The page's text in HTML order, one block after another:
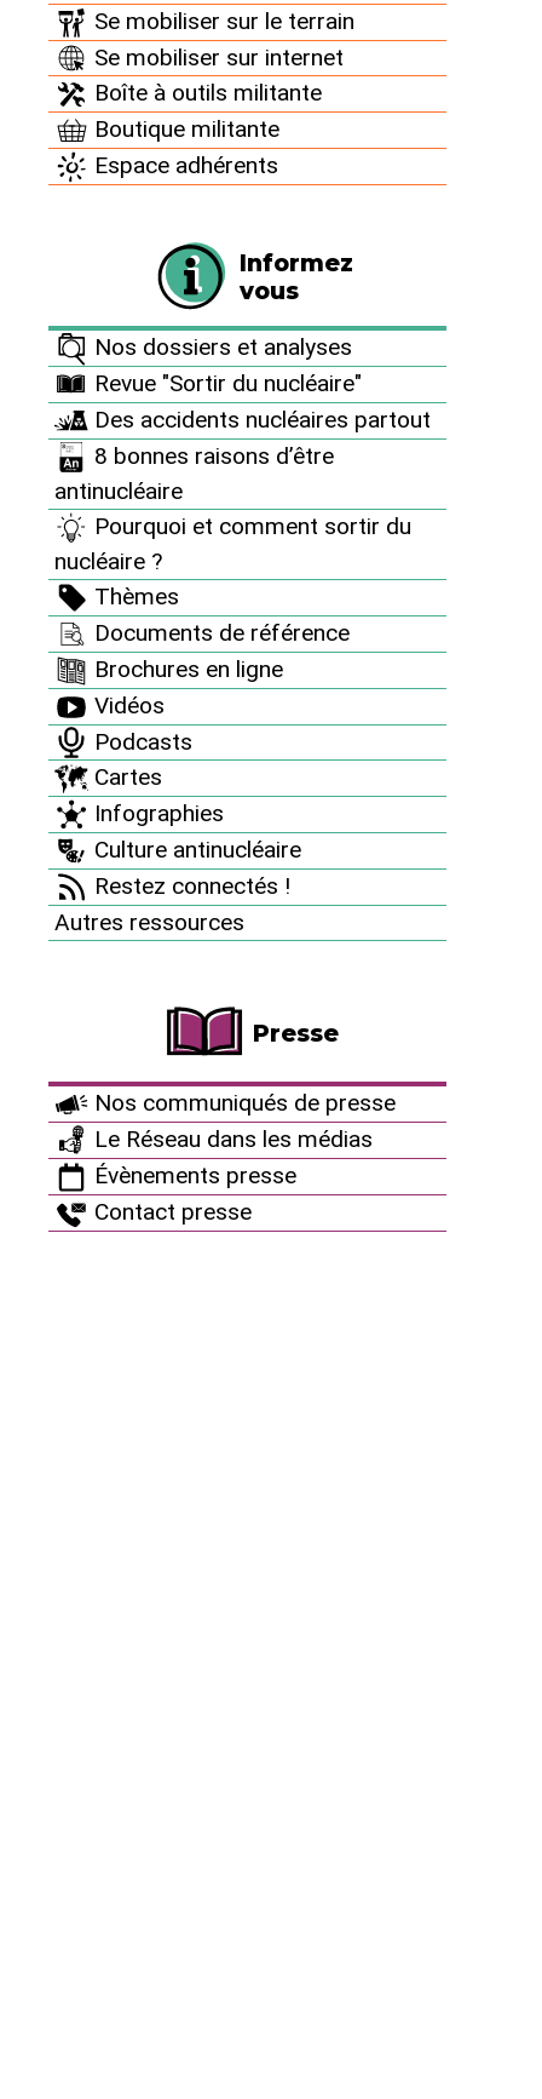
Se mobiliser sur le terrain
Se mobiliser sur internet
Boîte à outils militante
Boutique militante
Espace adhérents
Informez
vous
Nos dossiers et analyses
Revue "Sortir du nucléaire"
Des accidents nucléaires partout
8 bonnes raisons d’être
antinucléaire
Pourquoi et comment sortir du
nucléaire ?
Thèmes
Documents de référence
Brochures en ligne
Vidéos
Podcasts
Cartes
Infographies
Culture antinucléaire
Restez connectés !
Autres ressources
Presse
Nos communiqués de presse
Le Réseau dans les médias
Évènements presse
Contact presse
"Coup de chaud sur les
inégalités" : s’attaquer aux
inégalités climatiques par
le jeu
L’HÉCATOMBE INVISIBLE : CE QUE L’INDUSTRIE NUCLÉAIRE
CACHE SOUS LA SURFACE.
20/07/2026 Protégeons le vivant !
Imposons un suivi annuel
obligatoire de la mortalité
induite par les
prélèvements d’eau des
centrales nucléaires !
L’HÉCATOMBE INVISIBLE :
CACHE SOUS LA SURFACE.
20/07/2026 Appel à projets : Briser le
silence sur « L’Hécatombe